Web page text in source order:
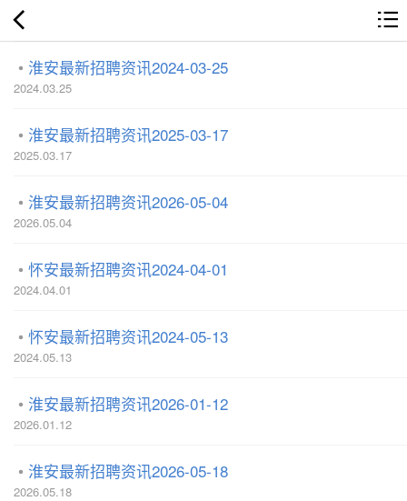
淮安最新招聘资讯2024-03-25
2024.03.25
淮安最新招聘资讯2025-03-17
2025.03.17
淮安最新招聘资讯2026-05-04
2026.05.04
怀安最新招聘资讯2024-04-01
2024.04.01
怀安最新招聘资讯2024-05-13
2024.05.13
淮安最新招聘资讯2026-01-12
2026.01.12
淮安最新招聘资讯2026-05-18
2026.05.18